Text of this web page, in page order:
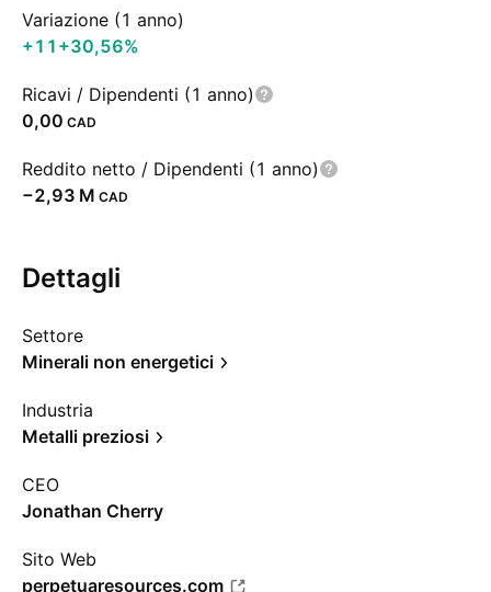
Variazione (1 anno)
+11 +30,56%
Ricavi / Dipendenti (1 anno)
0,00 CAD
Reddito netto / Dipendenti (1 anno)
‪−2,93 M‬ CAD
Dettagli
Settore
Minerali non energetici
Industria
Metalli preziosi
CEO
Jonathan Cherry
Sito Web
perpetuaresources.com